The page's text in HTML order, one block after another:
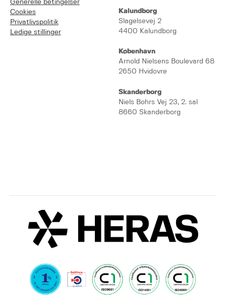
Generelle betingelser
Cookies
Privatlivspolitik
Ledige stillinger
Kalundborg
Slagelsevej 2
4400 Kalundborg
København
Arnold Nielsens Boulevard 68
2650 Hvidovre
Skanderborg
Niels Bohrs Vej 23, 2. sal
8660 Skanderborg